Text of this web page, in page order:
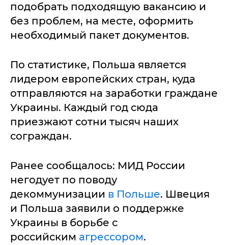
подобрать подходящую вакансию и
без проблем, на месте, оформить
необходимый пакет документов.
По статистике, Польша является
лидером европейских стран, куда
отправляются на заработки граждане
Украины. Каждый год сюда
приезжают сотни тысяч наших
сограждан.
Ранее сообщалось: МИД России
негодует по поводу
декоммунизации в Польше. Швеция
и Польша заявили о поддержке
Украины в борьбе с
российским агрессором.